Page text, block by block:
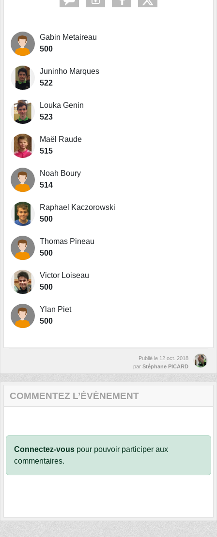
Gabin Metaireau
500
Juninho Marques
522
Louka Genin
523
Maël Raude
515
Noah Boury
514
Raphael Kaczorowski
500
Thomas Pineau
500
Victor Loiseau
500
Ylan Piet
500
Publié le 12 oct. 2018
par Stéphane PICARD
COMMENTEZ L’ÉVÈNEMENT
Connectez-vous pour pouvoir participer aux
commentaires.